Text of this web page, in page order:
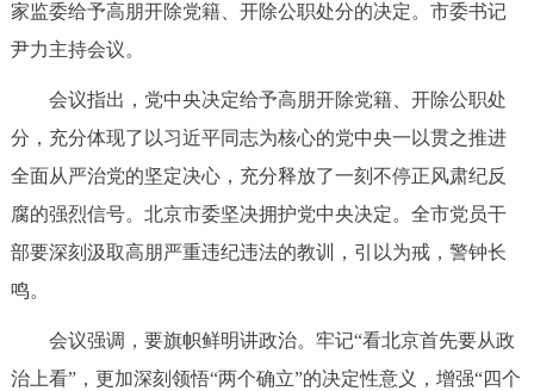
市领导 机构职能 政策服务
政务服务
便民服务 利企服务 投资项目
家监委给予高朋开除党籍、开除公职处分的决定。市委书记
尹力主持会议。
会议指出，党中央决定给予高朋开除党籍、开除公职处
分，充分体现了以习近平同志为核心的党中央一以贯之推进
全面从严治党的坚定决心，充分释放了一刻不停正风肃纪反
腐的强烈信号。北京市委坚决拥护党中央决定。全市党员干
部要深刻汲取高朋严重违纪违法的教训，引以为戒，警钟长
鸣。
会议强调，要旗帜鲜明讲政治。牢记“看北京首先要从政
治上看”，更加深刻领悟“两个确立”的决定性意义，增强“四个